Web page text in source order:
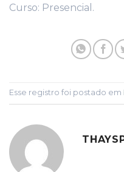
Curso: Presencial.
Esse registro foi postado em